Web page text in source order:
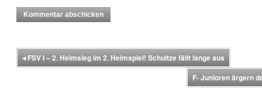
◂FSV I – 2. Heimsieg im 2. Heimspiel! Schultze fällt lange aus
F- Junioren ärgern